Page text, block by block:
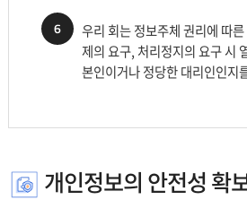
6
우리 회는 정보주체 권리에 따
제의 요구, 처리정지의 요구 시
본인이거나 정당한 대리인인지
개인정보의 안전성 확